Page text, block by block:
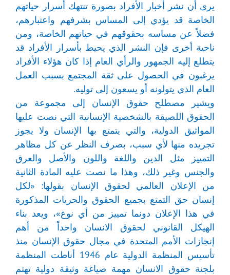
يرى أن نشر أخبار الأفراد بصورة تنتهك أسرار حياتهم
الخاصة قد يؤدي إلى المساس بشرفهم واعتبارهم،
فضلاً عن مساسه بحقوقهم في حياتهم الخاصة، ومن
ناحية أخرى فإن النشر الذي يحيط بأسرار الأفراد قد
يتطلع إليه الجمهور والرأي العام إذا كان هؤلاء الأفراد
يرغبون في الحصول على ثقة المجتمع بسبب العمل
العام الذي يتولونه أو يسعون إلى توليه.
ويشير مصطلح حقوق الإنسان إلى مجموعة من
الحقوق اللصيقة بالشخصية الإنسانية التي نصت عليها
المواثيق الدولية، والتي يتمتع بها الإنسان ولا يجوز
تجريده منها لأي سبب، بصرف النظر عن كل مظاهر
التمييز مثل الدين واللغة واللون والأصل والعرق
والجنس وغير ذلك، وهذا ما نصت عليه المادة الثانية
من الإعلان العالمي لحقوق الإنسان بقولها: «لكل
إنسان حق التمتع بجميع الحقوق والحريات المذكورة
في هذا الإعلان دونما تمييز من أي نوع»، ويعد بناء
الهيكل القانوني لحقوق الانسان واحداً من أهم
إنجازات الأمم المتحدة في مجال حقوق الإنسان منذ
تأسيس المنظمة الدولية عام 1946 أناطت المنظمة
بلجنة حقوق الانسان مهمة صياغة وثيقة دولية تهتم